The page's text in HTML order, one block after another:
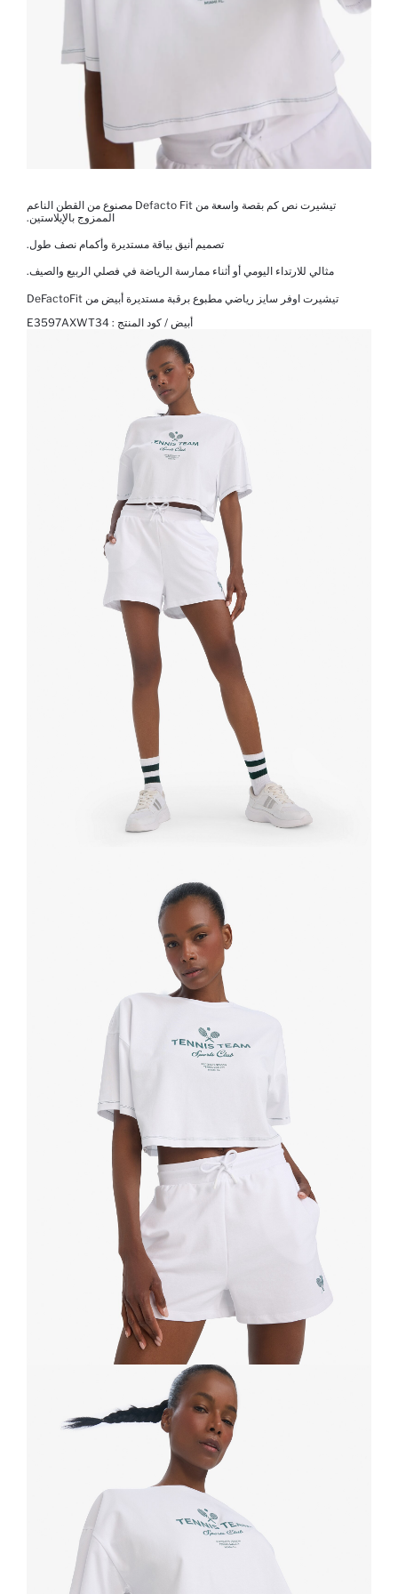
تيشيرت نص كم بقصة واسعة من Defacto Fit مصنوع من القطن الناعم
الممزوج بالإيلاستين.
تصميم أنيق بياقة مستديرة وأكمام نصف طول.
مثالي للارتداء اليومي أو أثناء ممارسة الرياضة في فصلي الربيع والصيف.
تيشيرت اوفر سايز رياضي مطبوع برقبة مستديرة أبيض من DeFactoFit
أبيض / كود المنتج : E3597AXWT34